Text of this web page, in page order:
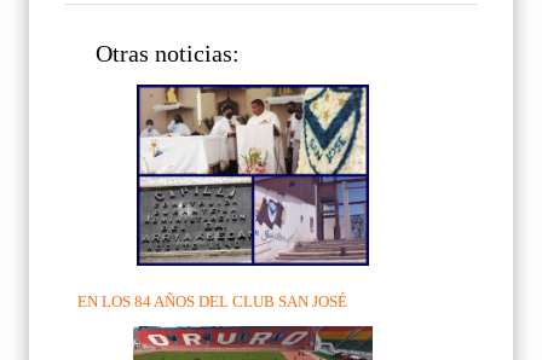
Otras noticias:
EN LOS 84 AÑOS DEL CLUB SAN JOSÉ